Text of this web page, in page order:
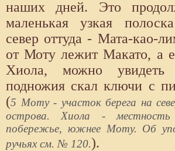
наших дней. Это
маленькая узкая
север оттуда - Мата-као-
от Моту лежит Макато, а
Хиола, можно
подножия скал ключи с
(5 Моту - участок берега на
острова. Хиола -
побережье, южнее Моту. Об
ручьях см. № 120.).